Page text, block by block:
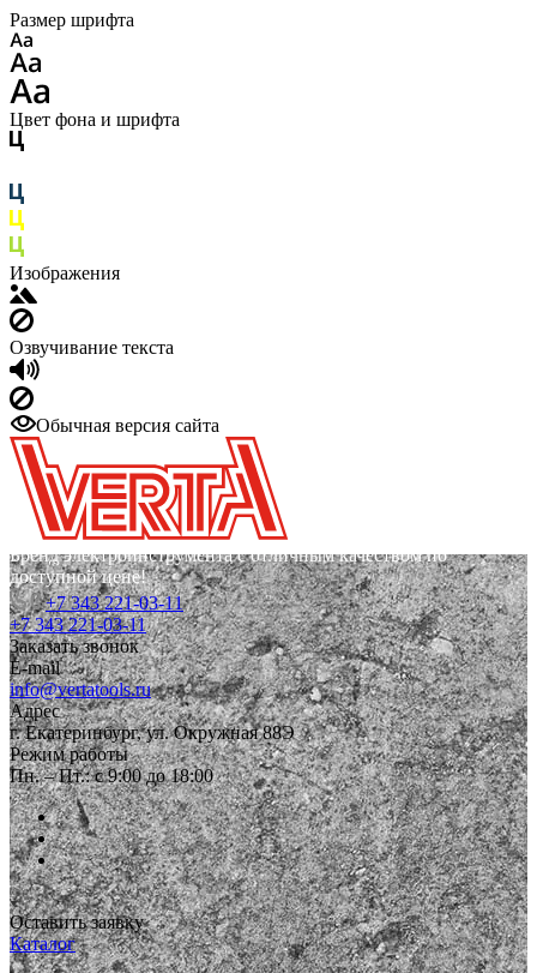
Размер шрифта
Цвет фона и шрифта
Изображения
Озвучивание текста
Обычная версия сайта
Бренд электроинструмента с отличным качеством по
доступной цене!
+7 343 221-03-11
+7 343 221-03-11
Заказать звонок
E-mail
info@vertatools.ru
Адрес
г. Екатеринбург, ул. Окружная 88Э
Режим работы
Пн. – Пт.: с 9:00 до 18:00
Оставить заявку
Каталог